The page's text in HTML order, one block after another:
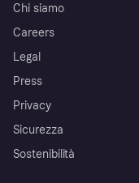
Chi siamo
Careers
Legal
Press
Privacy
Sicurezza
Sostenibilità